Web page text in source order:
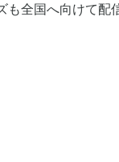
全国へ向けて